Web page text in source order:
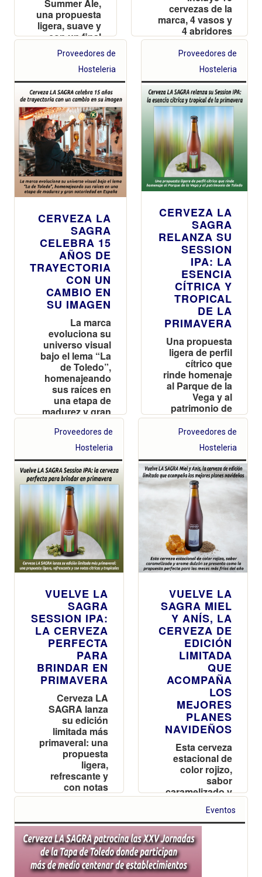
Summer Ale,
una propuesta
ligera, suave y
con un final
fresco para
acompañar
los momentos
de disfrute al
aire libre
cervezas de la
marca, 4 vasos y
4 abridores
personalizados,
todo lo necesario
para vivir un
torneo cervecero
en casa. Ya está
disponible en
Amazon
Proveedores de
Hosteleria
CERVEZA LA
SAGRA
CELEBRA 15
AÑOS DE
TRAYECTORIA
CON UN
CAMBIO EN
SU IMAGEN
La marca
evoluciona su
universo visual
bajo el lema “La
de Toledo”,
homenajeando
sus raíces en
una etapa de
madurez y gran
notoriedad en
España
Proveedores de
Hosteleria
CERVEZA LA
SAGRA
RELANZA SU
SESSION
IPA: LA
ESENCIA
CÍTRICA Y
TROPICAL
DE LA
PRIMAVERA
Una propuesta
ligera de perfil
cítrico que
rinde homenaje
al Parque de la
Vega y al
patrimonio de
Toledo
Proveedores de
Hosteleria
VUELVE LA
SAGRA
SESSION IPA:
LA CERVEZA
PERFECTA
PARA
BRINDAR EN
PRIMAVERA
Cerveza LA
SAGRA lanza
su edición
limitada más
primaveral: una
propuesta
ligera,
refrescante y
con notas
cítricas y
Proveedores de
Hosteleria
VUELVE LA
SAGRA MIEL
Y ANÍS, LA
CERVEZA DE
EDICIÓN
LIMITADA
QUE
ACOMPAÑA
LOS
MEJORES
PLANES
NAVIDEÑOS
Esta cerveza
estacional de
color rojizo,
sabor
caramelizado y
se presenta
como la
propuesta
perfecta para
los meses más
fríos del año.
Eventos